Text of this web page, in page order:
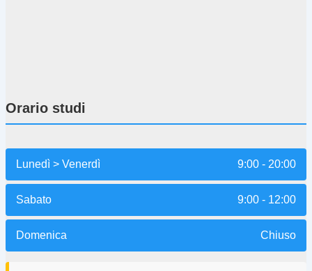
Orario studi
Lunedì > Venerdì 9:00 - 20:00
Sabato 9:00 - 12:00
Domenica Chiuso